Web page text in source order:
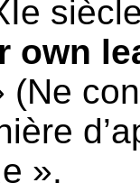
own
(Ne
».